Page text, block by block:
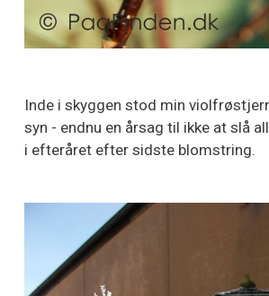
Inde i skyggen stod min
syn - endnu en årsag til ikke at slå
i efteråret efter sidste blomstring.